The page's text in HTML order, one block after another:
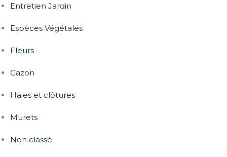
Entretien Jardin
Espèces Végétales
Fleurs
Gazon
Haies et clôtures
Murets
Non classé